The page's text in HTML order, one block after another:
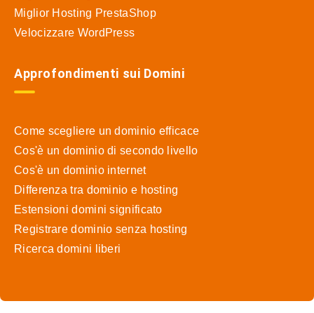
Miglior Hosting PrestaShop
Velocizzare WordPress
Approfondimenti sui Domini
Come scegliere un dominio efficace
Cos'è un dominio di secondo livello
Cos'è un dominio internet
Differenza tra dominio e hosting
Estensioni domini significato
Registrare dominio senza hosting
Ricerca domini liberi